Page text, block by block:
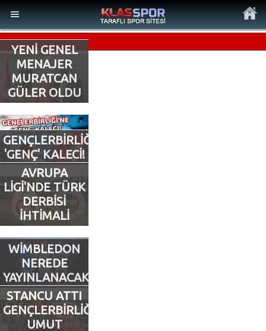
MENÜ
Ana Sayfa
Son Dakika Haberler
Foto Galeri
Video Galeri
Ankara Takımları
Futbol
Basketbol
YENİ GENEL
MENAJER
MURATCAN
GÜLER OLDU
GENÇLERBİRLİĞİ’NE
'GENÇ' KALECİ!
AVRUPA
LİGİ'NDE TÜRK
DERBİSİ
İHTİMALİ
WİMBLEDON
NEREDE
YAYINLANACAK?
STANCU ATTI
GENÇLERBİRLİĞİ
UMUT